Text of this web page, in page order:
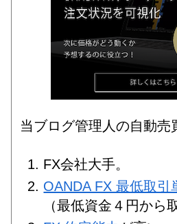
当ブログ管理人の自動売
FX会社大手。
OANDA FX 最低取引
（最低資金４円から